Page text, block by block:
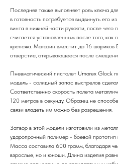
Последняя также выполняет роль ключа
в готовность потребуется выдвинуть его
винта в нижней части рукояти, после
считается установленным после того,
крепежа. Магазин вместит до 16 шариков
отверстие, открывающееся после
Пневматический пистолет Umarex Glock
модель - солидный запас выстрелов
Соответственно скорость полета
120 метров в секунду. Образец не
связи владеть им можно без разрешения.
Затвор в этой модели изготовили из
ударопрочный полимер - боевой
Масса составила 600 грамм, благодаря
взрослые, но и юноши. Длина изделия